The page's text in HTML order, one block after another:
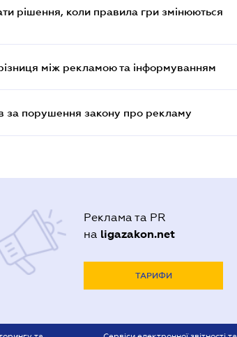
рішення, коли правила гри змінюються
між рекламою та інформуванням
за порушення закону про рекламу
Реклама та PR
на ligazakon.net
ТАРИФИ